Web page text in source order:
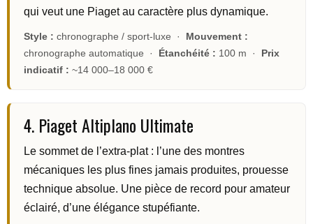
qui veut une Piaget au caractère plus dynamique.
Style : chronographe / sport-luxe · Mouvement :
chronographe automatique · Étanchéité : 100 m · Prix
indicatif : ~14 000–18 000 €
4. Piaget Altiplano Ultimate
Le sommet de l’extra-plat : l’une des montres
mécaniques les plus fines jamais produites, prouesse
technique absolue. Une pièce de record pour amateur
éclairé, d’une élégance stupéfiante.